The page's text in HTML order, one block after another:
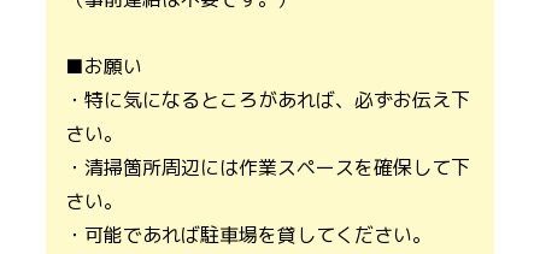
■お願い
・特に気になるところがあれば、必ずお伝え下
さい。
・清掃箇所周辺には作業スペースを確保して下
さい。
・可能であれば駐車場を貸してください。